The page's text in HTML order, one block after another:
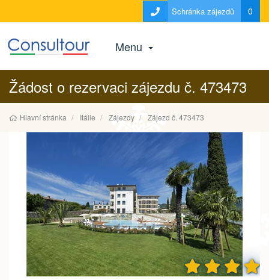
Schránka zájezdů 0
Menu
Žádost o rezervaci zájezdu č. 473473
Hlavní stránka Itálie Zájezdy Zájezd č. 473473